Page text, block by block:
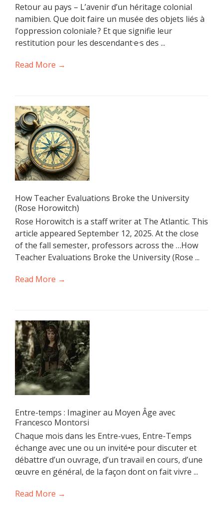
Retour au pays – L’avenir d’un héritage colonial
namibien. Que doit faire un musée des objets liés à
l’oppression coloniale ? Et que signifie leur
restitution pour les descendant·e·s des ...
Read More →
How Teacher Evaluations Broke the University
(Rose Horowitch)
Rose Horowitch is a staff writer at The Atlantic. This
article appeared September 12, 2025. At the close
of the fall semester, professors across the …How
Teacher Evaluations Broke the University (Rose ...
Read More →
Entre-temps : Imaginer au Moyen Âge avec
Francesco Montorsi
Chaque mois dans les Entre-vues, Entre-Temps
échange avec une ou un invité•e pour discuter et
débattre d’un ouvrage, d’un travail en cours, d’une
œuvre en général, de la façon dont on fait vivre ...
Read More →